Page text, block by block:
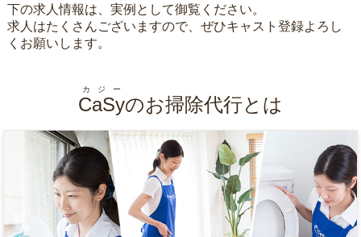
下の求人情報は、実例として御覧ください。
求人はたくさんございますので、ぜひキャスト登録よろし
くお願いします。
CaSy
カジー
のお掃除代行とは